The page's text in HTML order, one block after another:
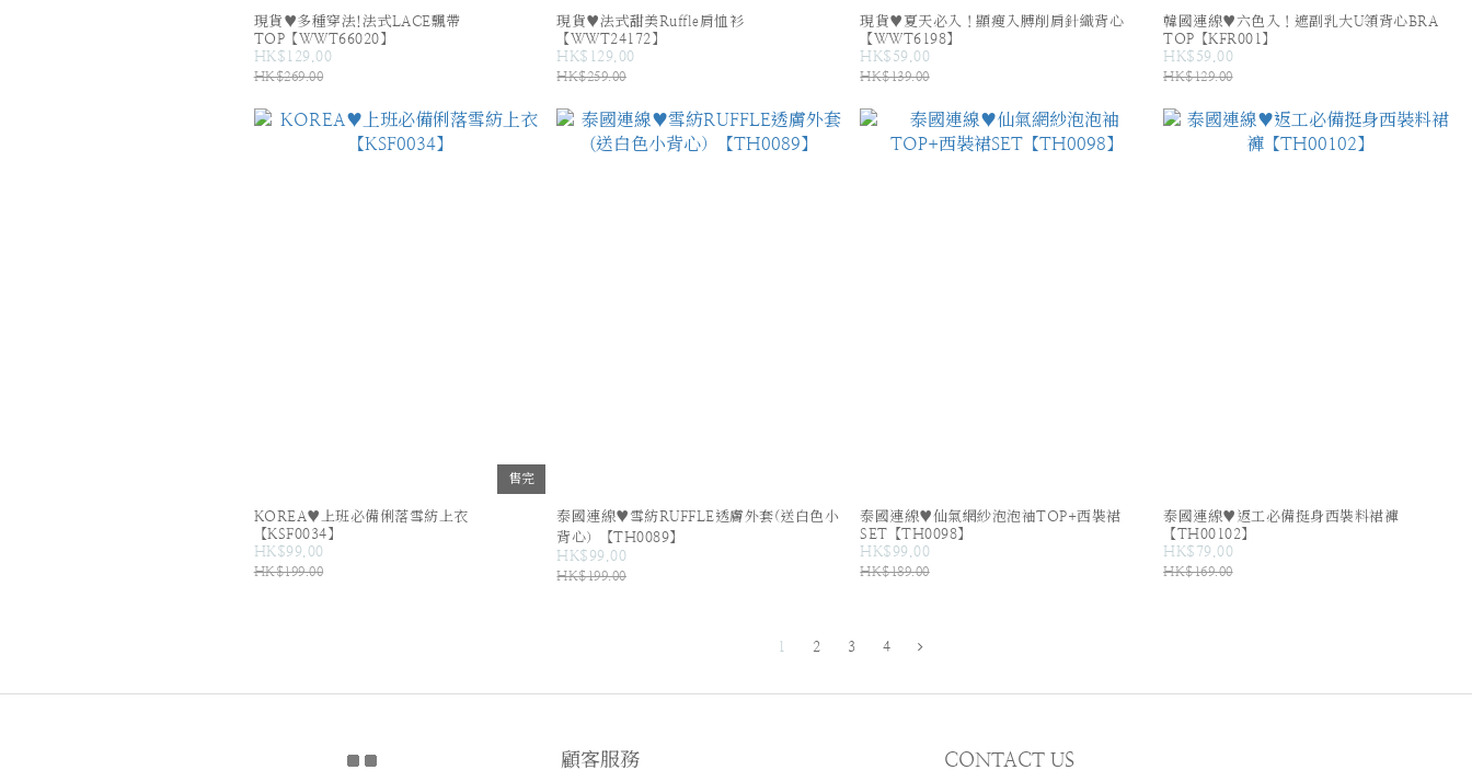
現貨♥多種穿法!法式LACE飄帶
TOP【WWT66020】
HK$129.00
HK$269.00
現貨♥法式甜美Ruffle肩恤衫
【WWT24172】
HK$129.00
HK$259.00
現貨♥夏天必入！顯瘦入膊削肩針織背心
【WWT6198】
HK$59.00
HK$139.00
韓國連線♥六色入！遮副乳大U領背心BRA
TOP【KFR001】
HK$59.00
HK$129.00
售完
KOREA♥上班必備俐落雪紡上衣
【KSF0034】
HK$99.00
HK$199.00
泰國連線♥雪紡RUFFLE透膚外套(送白色小
背心）【TH0089】
HK$99.00
HK$199.00
泰國連線♥仙氣網紗泡泡袖TOP+西裝裙
SET【TH0098】
HK$99.00
HK$189.00
泰國連線♥返工必備挺身西裝料裙褲
【TH00102】
HK$79.00
HK$169.00
1 2 3 4
顧客服務 CONTACT US